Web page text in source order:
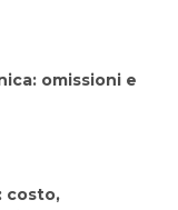
omissioni e
costo,